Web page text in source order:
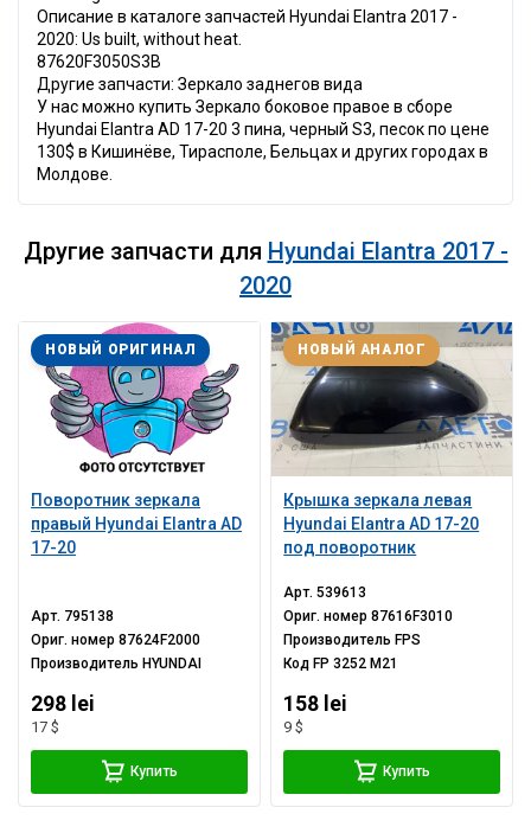
Описание в каталоге запчастей Hyundai Elantra 2017 -
2020: Us built, without heat.
87620F3050S3B
Другие запчасти: Зеркало заднегов вида
У нас можно купить Зеркало боковое правое в сборе
Hyundai Elantra AD 17-20 3 пина, черный S3, песок по цене
130$ в Кишинёве, Тирасполе, Бельцах и других городах в
Молдове.
Другие запчасти для Hyundai Elantra 2017 -
2020
Поворотник зеркала
правый Hyundai Elantra AD
17-20
НОВЫЙ ОРИГИНАЛ
Арт. 795138
Ориг. номер87624F2000
ПроизводительHYUNDAI
298 lei
17 $
Купить
Крышка зеркала левая
Hyundai Elantra AD 17-20
под поворотник
НОВЫЙ АНАЛОГ
Арт.539613
Ориг. номер87616F3010
ПроизводительFPS
КодFP 3252 M21
158 lei
9 $
Купить